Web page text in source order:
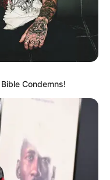
This Simple Trick!
Condemns!